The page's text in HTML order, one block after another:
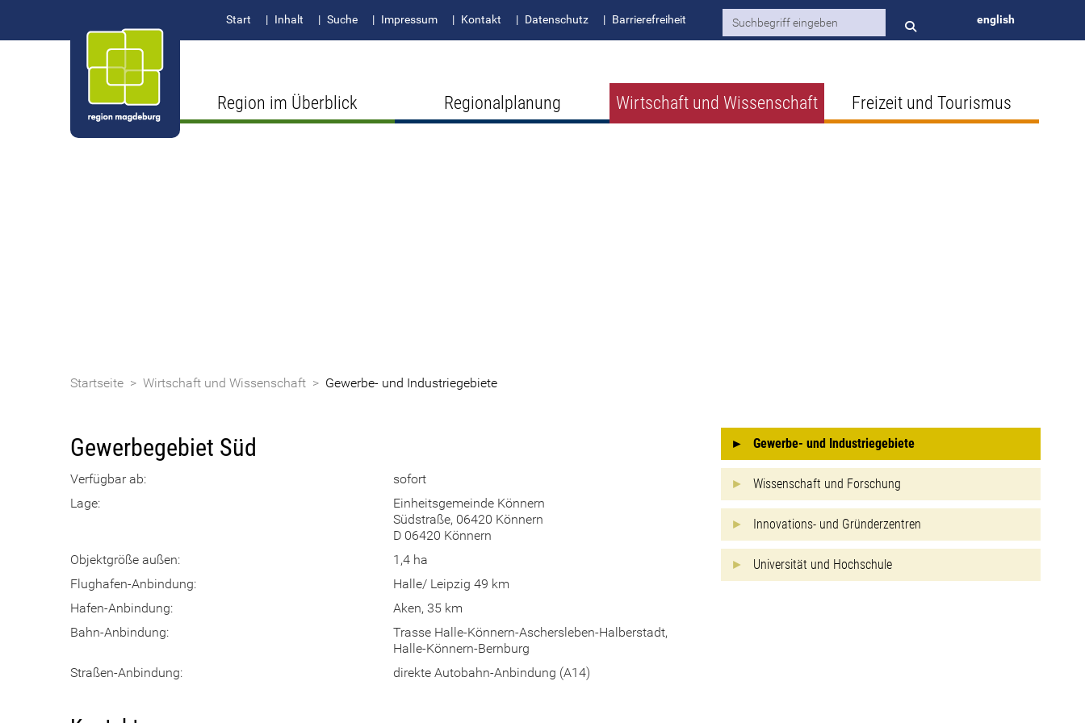
Start Inhalt Suche Impressum Kontakt Datenschutz Barrierefreiheit english
Region im Überblick Regionalplanung Wirtschaft und Wissenschaft Freizeit und Tourismus
Startseite > Wirtschaft und Wissenschaft > Gewerbe- und Industriegebiete
Gewerbegebiet Süd
Verfügbar ab:
sofort
Lage:
Einheitsgemeinde Könnern
Südstraße, 06420 Könnern
D 06420 Könnern
Objektgröße außen:
1,4 ha
Flughafen-Anbindung:
Halle/ Leipzig 49 km
Hafen-Anbindung:
Aken, 35 km
Bahn-Anbindung:
Trasse Halle-Könnern-Aschersleben-Halberstadt,
Halle-Könnern-Bernburg
Straßen-Anbindung:
direkte Autobahn-Anbindung (A14)
Gewerbe- und Industriegebiete
Wissenschaft und Forschung
Innovations- und Gründerzentren
Universität und Hochschule